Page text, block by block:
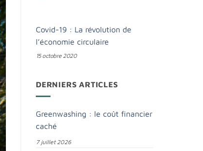
Covid-19 : La révolution de
l’économie circulaire
15 octobre 2020
DERNIERS ARTICLES
Greenwashing : le coût financier
caché
7 juillet 2026